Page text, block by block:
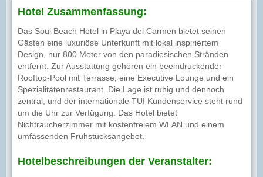
Hotel Zusammenfassung:
Das Soul Beach Hotel in Playa del Carmen bietet seinen
Gästen eine luxuriöse Unterkunft mit lokal inspiriertem
Design, nur 800 Meter von den paradiesischen Stränden
entfernt. Zur Ausstattung gehören ein beeindruckender
Rooftop-Pool mit Terrasse, eine Executive Lounge und ein
Spezialitätenrestaurant. Die Lage ist ruhig und dennoch
zentral, und der internationale TUI Kundenservice steht rund
um die Uhr zur Verfügung. Das Hotel bietet
Nichtraucherzimmer mit kostenfreiem WLAN und einem
umfassenden Frühstücksangebot.
Hotelbeschreibungen der Veranstalter: